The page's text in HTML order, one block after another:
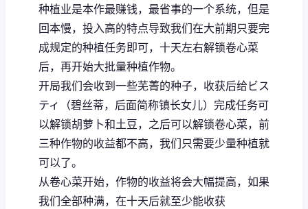
种植业是本作最赚钱，最省事的一个系统，但是
回本慢，投入高的特点导致我们在大前期只要完
成规定的种植任务即可，十天左右解锁卷心菜
后，再开始大批量种植作物。
开局我们会收到一些芜菁的种子，收获后给ビス
ティ（碧丝蒂，后面简称镇长女儿）完成任务可
以解锁胡萝卜和土豆，之后可以解锁卷心菜，前
三种作物的收益都不高，我们只需要少量种植就
可以了。
从卷心菜开始，作物的收益将会大幅提高，如果
我们全部种满，在十天后就至少能收获